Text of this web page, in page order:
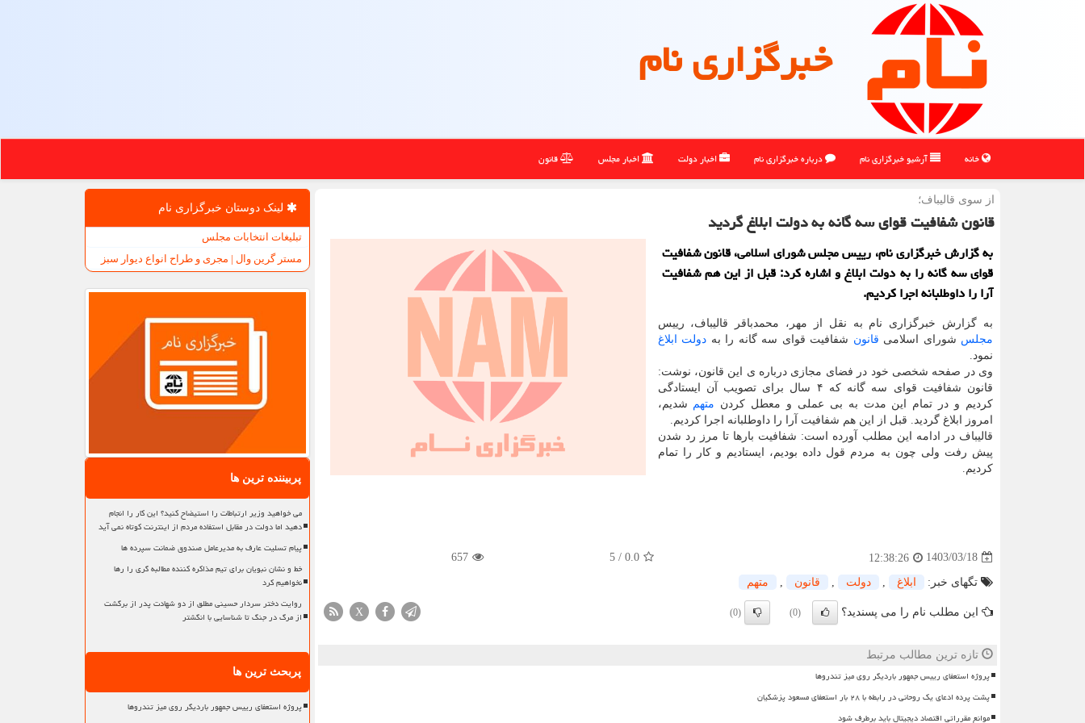
خبرگزاری نام
خانه آرشیو خبرگزاری نام درباره خبرگزاری نام اخبار دولت اخبار مجلس قانون
از سوی قالیباف؛
قانون شفافیت قوای سه گانه به دولت ابلاغ گردید
به گزارش خبرگزاری نام، رییس مجلس شورای اسلامی، قانون شفافیت
قوای سه گانه را به دولت ابلاغ و اشاره کرد: قبل از این هم شفافیت
آرا را داوطلبانه اجرا کردیم.
به گزارش خبرگزاری نام به نقل از مهر، محمدباقر قالیباف، رییس
مجلس شورای اسلامی قانون شفافیت قوای سه گانه را به دولت
ابلاغ
نمود.
وی در صفحه شخصی خود در فضای مجازی درباره ی این قانون، نوشت:
قانون شفافیت قوای سه گانه که ۴ سال برای تصویب آن ایستادگی
کردیم و در تمام این مدت به بی عملی و معطل کردن متهم شدیم،
امروز ابلاغ گردید. قبل از این هم شفافیت آرا را داوطلبانه اجرا کردیم.
قالیباف در ادامه این مطلب آورده است: شفافیت بارها تا مرز رد شدن
پیش رفت ولی چون به مردم قول داده بودیم، ایستادیم و کار را تمام
کردیم.
1403/03/18
12:38:26
0.0
/
5
657
تگهای خبر: ابلاغ دولت قانون متهم
این مطلب نام را می پسندید؟ (0)
(0)
X
تازه ترین مطالب مرتبط
پروژه استعفای رییس جمهور باردیگر روی میز تندروها
پشت پرده ادعای یک روحانی در رابطه با ۲۸ بار استعفای مسعود پزشکیان
موانع مقرراتی اقتصاد دیجیتال باید برطرف شود
لینک دوستان خبرگزاری نام
تبلیغات انتخابات مجلس
مستر گرین وال | مجری و طراح انواع دیوار سبز
پربیننده ترین ها
می خواهید وزیر ارتباطات را استیضاح کنید؟ این کار را انجام
دهید اما دولت در مقابل استفاده مردم از اینترنت کوتاه نمی آید
پیام تسلیت عارف به مدیرعامل صندوق ضمانت سپرده ها
خط و نشان نبویان برای تیم مذاکره کننده مطالبه گری را رها
نخواهیم کرد
روایت دختر سردار حسینی مطلق از دو شهادت پدر از برگشت
از مرگ در جنگ تا شناسایی با انگشتر
پربحث ترین ها
پروژه استعفای رییس جمهور باردیگر روی میز تندروها